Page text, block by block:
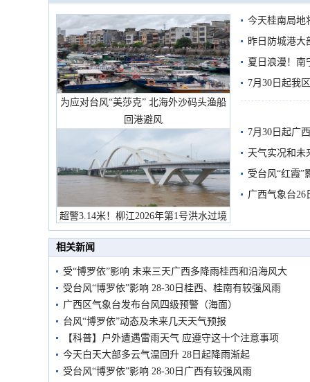
为应对台风“美莎克” 北海外沙码头渔船
回港避风
超警3.14米！柳江2026年第1号洪水过境
市民在堤岸见证汛况
今天桂南局地
需继续防范
昨日防城港大
雨
夏日浪漫！南
7月30日起我
7月30日起广
天气实况和未
受台风“红霞”
有较强降雨
广西气象台26
相关新闻
受“博罗依”影响 未来三天广西多降雨桂西和沿海风大
受台风“博罗依”影响 28-30日桂西、桂南有较强风雨
广西区气象台发布台风四级预警（海面）
台风“博罗依”动态及未来几天天气预报
【科普】户外遭遇雷雨天气 应遵守这十个注意事项
今天白天大部多云气温回升 28日起降雨渐起
受台风“博罗依”影响 28-30日广西有较强风雨